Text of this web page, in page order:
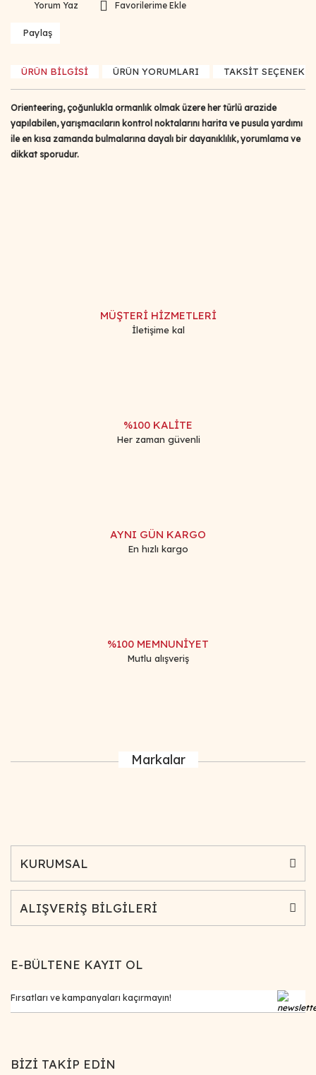
Yorum Yaz
Paylaş
ÜRÜN BİLGİSİ ÜRÜN YORUMLARI TAKSİT
Orienteering, çoğunlukla ormanlık olmak üzere her türlü arazide
yapılabilen, yarışmacıların kontrol noktalarını harita ve pusula yardımı
ile en kısa zamanda bulmalarına dayalı bir dayanıklılık, yorumlama ve
dikkat sporudur.
Ürün bilgilerinde hatalar bulunuyor.
MÜŞTERİ HİZMETLERİ
İletişime kal
%100 KALİTE
Her zaman güvenli
AYNI GÜN KARGO
En hızlı kargo
%100 MEMNUNİYET
Mutlu alışveriş
Markalar
KURUMSAL
ALIŞVERİŞ BİLGİLERİ
E-BÜLTENE KAYIT OL
BİZİ TAKİP EDİN